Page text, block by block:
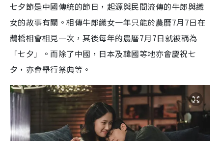
七夕節是中國傳統的節日，起源與民間流傳的牛郎與織
女的故事有關。相傳牛郎織女一年只能於農曆7月7日在
鵲橋相會相見一次，其後每年的農曆7月7日就被稱為
「七夕」。而除了中國，日本及韓國等地亦會慶祝七
夕，亦會舉行祭典等。